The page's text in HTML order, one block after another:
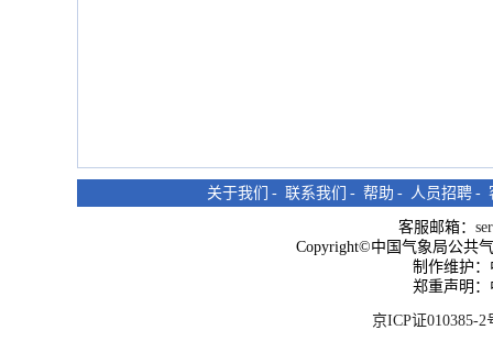
关于我们 - 联系我们 - 帮助 - 人员招聘 -
客服邮箱：
Copyright©中国气象局公共
制作维护
郑重声明
京ICP证010385-2